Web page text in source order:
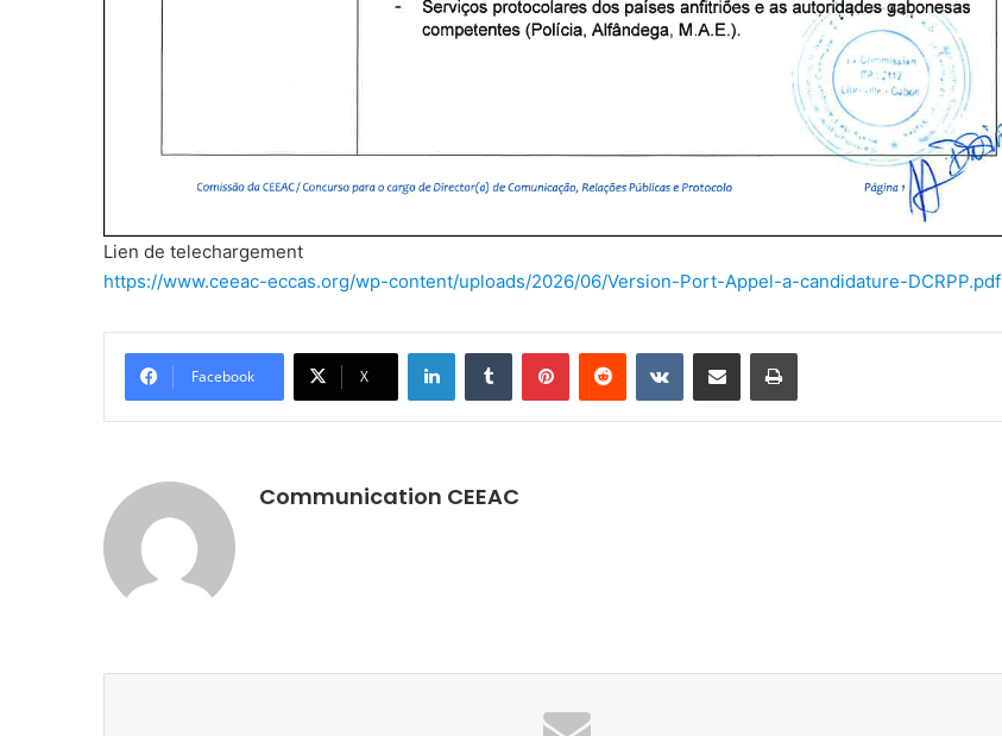
Lien de telechargement
https://www.ceeac-eccas.org/wp-content/uploads/2026/06/Version-Port-Appel-a-candidature-DCRPP.pdf
Facebook X
Communication CEEAC